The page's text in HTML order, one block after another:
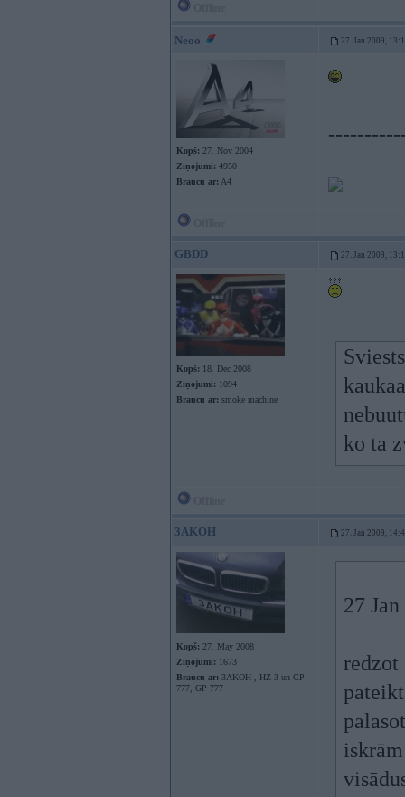
Neoo 27. Jan 2009,
Kopš: 27. Nov 2004
Ziņojumi: 4950
Braucu ar: A4
GBDD 27. Jan 2009,
Kopš: 18. Dec 2008
Ziņojumi: 1094
Braucu ar: smoke machine
ko ta
3AKOH 27. Jan 2009,
Kopš: 27. May 2008
Ziņojumi: 1673
Braucu ar: 3AKOH , HZ 3 un CP
777, GP 777
27
redzot